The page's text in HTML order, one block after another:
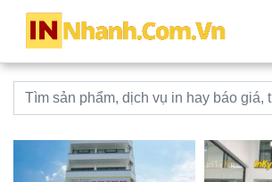
innhanh.com.vn
Từ khoá tìm kiếm